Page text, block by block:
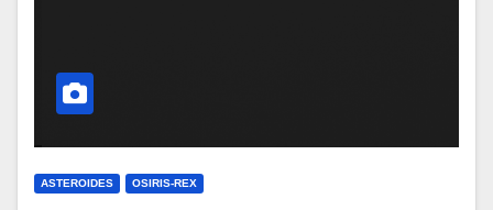
ASTEROIDES OSIRIS-REX